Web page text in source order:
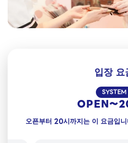
입장 요
SYSTEM
OPEN〜
오픈부터 20시까지는 이 요금입